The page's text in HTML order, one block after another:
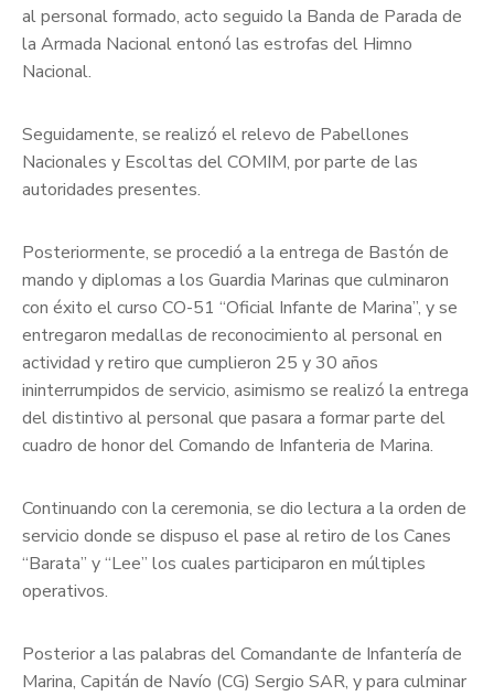
al personal formado, acto seguido la Banda de Parada de
la Armada Nacional entonó las estrofas del Himno
Nacional.
Seguidamente, se realizó el relevo de Pabellones
Nacionales y Escoltas del COMIM, por parte de las
autoridades presentes.
Posteriormente, se procedió a la entrega de Bastón de
mando y diplomas a los Guardia Marinas que culminaron
con éxito el curso CO-51 “Oficial Infante de Marina”, y se
entregaron medallas de reconocimiento al personal en
actividad y retiro que cumplieron 25 y 30 años
ininterrumpidos de servicio, asimismo se realizó la entrega
del distintivo al personal que pasara a formar parte del
cuadro de honor del Comando de Infanteria de Marina.
Continuando con la ceremonia, se dio lectura a la orden de
servicio donde se dispuso el pase al retiro de los Canes
“Barata” y “Lee” los cuales participaron en múltiples
operativos.
Posterior a las palabras del Comandante de Infantería de
Marina, Capitán de Navío (CG) Sergio SAR, y para culminar